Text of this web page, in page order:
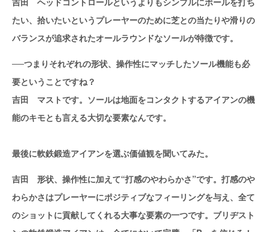
たい、拾いたいというプレーヤーのために芝との当たりや滑りの
バランスが追求されたオールラウンドなソールが特徴です。
──つまりそれぞれの形状、操作性にマッチしたソール機能も必
要ということですね？
吉田 マストです。ソールは地面をコンタクトするアイアンの機
能のキモとも言える大切な要素なんです。
最後に軟鉄鍛造アイアンを選ぶ価値観を聞いてみた。
吉田 形状、操作性に加えて“打感のやわらかさ”です。打感のや
わらかさはプレーヤーにポジティブなフィーリングを与え、全て
のショットに貢献してくれる大事な要素の一つです。ブリヂスト